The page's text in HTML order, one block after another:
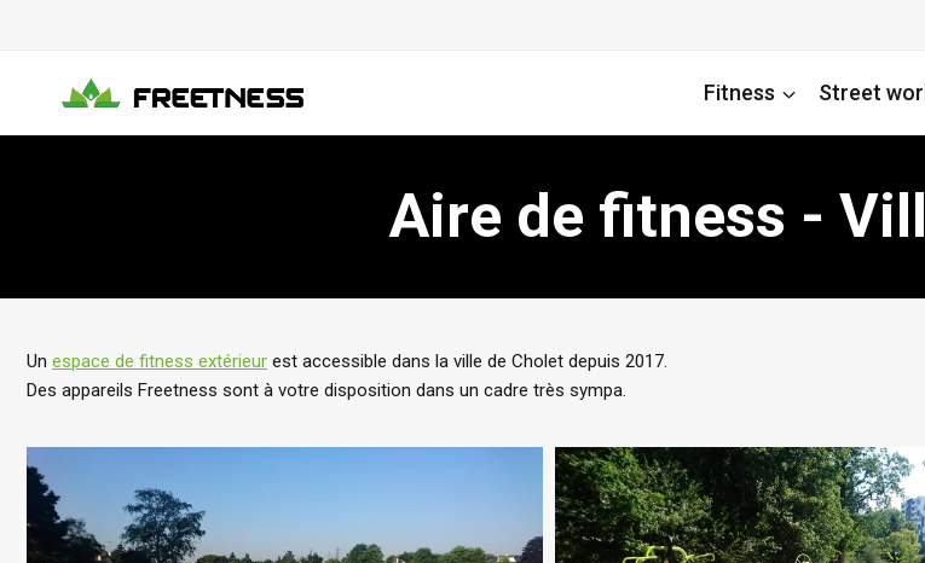
Fitness Street
Aire de fitness -
Un espace de fitness extérieur est accessible dans la ville de Cholet depuis 2017.
Des appareils Freetness sont à votre disposition dans un cadre très sympa.